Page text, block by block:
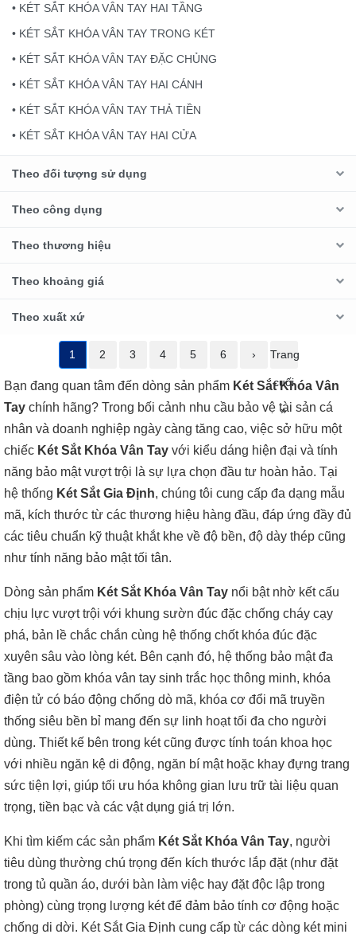
• KÉT SẮT KHÓA VÂN TAY HAI TẦNG
• KÉT SẮT KHÓA VÂN TAY TRONG KÉT
• KÉT SẮT KHÓA VÂN TAY ĐẶC CHỦNG
• KÉT SẮT KHÓA VÂN TAY HAI CÁNH
• KÉT SẮT KHÓA VÂN TAY THẢ TIỀN
• KÉT SẮT KHÓA VÂN TAY HAI CỬA
Theo đối tượng sử dụng
Theo công dụng
Theo thương hiệu
Theo khoảng giá
Theo xuất xứ
1 2 3 4 5 6 › Trang
cuối
»
Bạn đang quan tâm đến dòng sản phẩm Két Sắt Khóa Vân
Tay chính hãng? Trong bối cảnh nhu cầu bảo vệ tài sản cá
nhân và doanh nghiệp ngày càng tăng cao, việc sở hữu một
chiếc Két Sắt Khóa Vân Tay với kiểu dáng hiện đại và tính
năng bảo mật vượt trội là sự lựa chọn đầu tư hoàn hảo. Tại
hệ thống Két Sắt Gia Định, chúng tôi cung cấp đa dạng mẫu
mã, kích thước từ các thương hiệu hàng đầu, đáp ứng đầy đủ
các tiêu chuẩn kỹ thuật khắt khe về độ bền, độ dày thép cũng
như tính năng bảo mật tối tân.
Dòng sản phẩm Két Sắt Khóa Vân Tay nổi bật nhờ kết cấu
chịu lực vượt trội với khung sườn đúc đặc chống cháy cạy
phá, bản lề chắc chắn cùng hệ thống chốt khóa đúc đặc
xuyên sâu vào lòng két. Bên cạnh đó, hệ thống bảo mật đa
tầng bao gồm khóa vân tay sinh trắc học thông minh, khóa
điện tử có báo động chống dò mã, khóa cơ đổi mã truyền
thống siêu bền bỉ mang đến sự linh hoạt tối đa cho người
dùng. Thiết kế bên trong két cũng được tính toán khoa học
với nhiều ngăn kệ di động, ngăn bí mật hoặc khay đựng trang
sức tiện lợi, giúp tối ưu hóa không gian lưu trữ tài liệu quan
trọng, tiền bạc và các vật dụng giá trị lớn.
Khi tìm kiếm các sản phẩm Két Sắt Khóa Vân Tay, người
tiêu dùng thường chú trọng đến kích thước lắp đặt (như đặt
trong tủ quần áo, dưới bàn làm việc hay đặt độc lập trong
phòng) cùng trọng lượng két để đảm bảo tính cơ động hoặc
chống di dời. Két Sắt Gia Định cung cấp từ các dòng két mini